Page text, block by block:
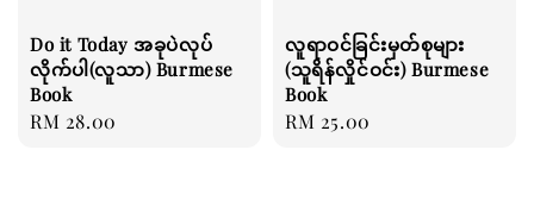
Do it Today အခုပဲလုပ်
လိုက်ပါ(လူသာ) Burmese
Book
Regular
RM 28.00
လူရာဝင်ခြင်းမှတ်စုများ
(သူရိန်လှိုင်ဝင်း) Burmese
Book
Regular
RM 25.00